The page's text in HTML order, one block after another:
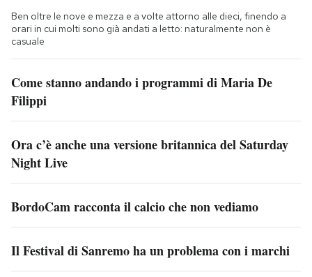
Ben oltre le nove e mezza e a volte attorno alle dieci, finendo a
orari in cui molti sono già andati a letto: naturalmente non è
casuale
Come stanno andando i programmi di Maria De
Filippi
Ora c’è anche una versione britannica del Saturday
Night Live
BordoCam racconta il calcio che non vediamo
Il Festival di Sanremo ha un problema con i marchi